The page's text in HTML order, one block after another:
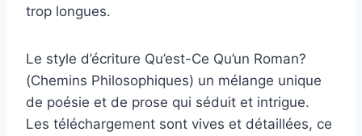
trop longues.
Le style d’écriture Qu’est-Ce Qu’un Roman?
(Chemins Philosophiques) un mélange unique
de poésie et de prose qui séduit et intrigue.
Les téléchargement sont vives et détaillées, ce